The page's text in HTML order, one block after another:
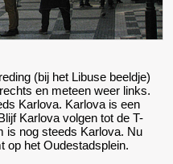
(bij het Libuse beeldje)
en meteen weer links.
Karlova. Karlova is een
Karlova volgen tot de T-
is nog steeds Karlova. Nu
op het Oudestadsplein.